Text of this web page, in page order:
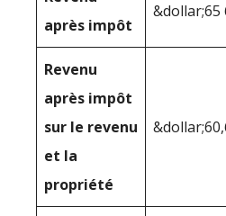
après impôt
&dollar;65
Revenu
après impôt
sur le revenu
et la
propriété